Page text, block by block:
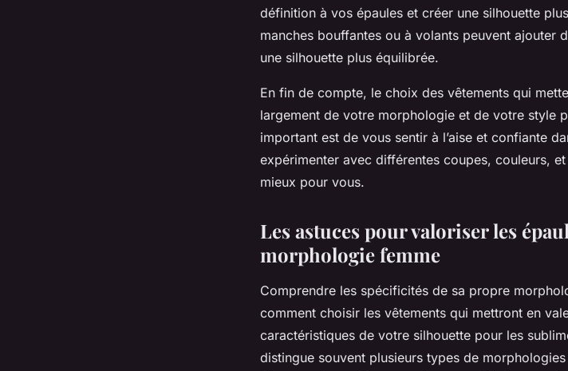
définition à vos épaules et créer une silhouette
manches bouffantes ou à volants peuvent ajouter
une silhouette plus équilibrée.
En fin de compte, le choix des vêtements qui
largement de votre morphologie et de votre style
important est de vous sentir à l’aise et confiante
expérimenter avec différentes coupes, couleurs,
mieux pour vous.
Les astuces pour valoriser les
morphologie femme
Comprendre les spécificités de sa propre
comment choisir les vêtements qui mettront en
caractéristiques de votre silhouette pour les
distingue souvent plusieurs types de